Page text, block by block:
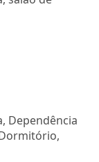
Dependência